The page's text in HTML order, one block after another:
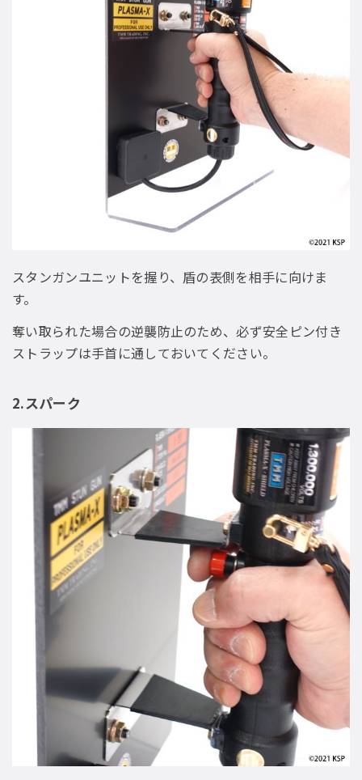
スタンガンユニットを握り、盾の表側を相手に向けま
す。
奪い取られた場合の逆襲防止のため、必ず安全ピン付き
ストラップは手首に通しておいてください。
2.スパーク